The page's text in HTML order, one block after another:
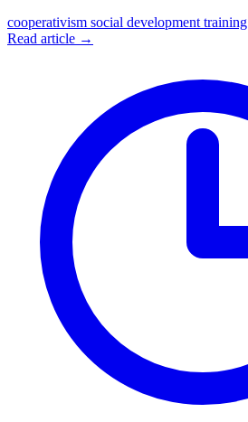
cooperativism social development training
Read article →